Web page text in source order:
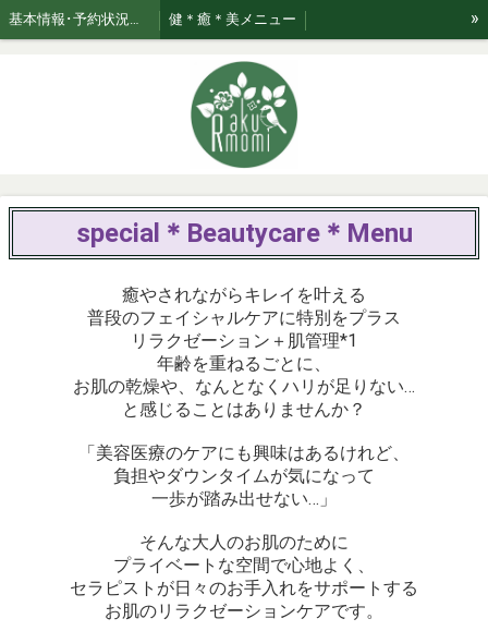
基本情報･予約状況・ページのご案内 健＊癒＊美メニュー
ご案内 セラピスト紹介
»
special＊Beautycare＊Menu
癒やされながらキレイを叶える
普段のフェイシャルケアに特別をプラス
リラクゼーション＋肌管理*1
年齢を重ねるごとに、
お肌の乾燥や、なんとなくハリが足りない…
と感じることはありませんか？
「美容医療のケアにも興味はあるけれど、
負担やダウンタイムが気になって
一歩が踏み出せない…」
​そんな大人のお肌のために
プライベートな空間で心地よく、
セラピストが日々のお手入れをサポートする
お肌のリラクゼーションケアです。